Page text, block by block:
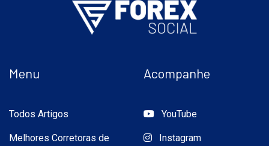
Menu
Todos Artigos
Melhores Corretoras de
Acompanhe
YouTube
Instagram